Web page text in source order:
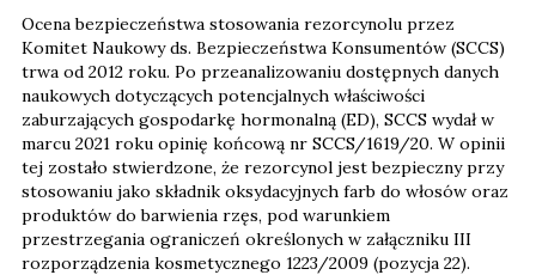
Ocena bezpieczeństwa stosowania rezorcynolu przez
Komitet Naukowy ds. Bezpieczeństwa Konsumentów (SCCS)
trwa od 2012 roku. Po przeanalizowaniu dostępnych danych
naukowych dotyczących potencjalnych właściwości
zaburzających gospodarkę hormonalną (ED), SCCS wydał w
marcu 2021 roku opinię końcową nr SCCS/1619/20. W opinii
tej zostało stwierdzone, że rezorcynol jest bezpieczny przy
stosowaniu jako składnik oksydacyjnych farb do włosów oraz
produktów do barwienia rzęs, pod warunkiem
przestrzegania ograniczeń określonych w załączniku III
rozporządzenia kosmetycznego 1223/2009 (pozycja 22).